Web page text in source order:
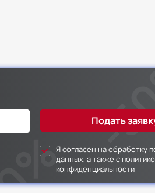
Я согласен на обработку
данных, а также с
конфиденциальности